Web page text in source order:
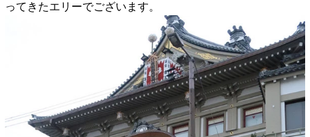
ってきたエリーでございます。